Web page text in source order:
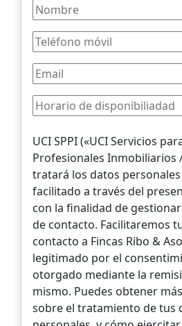
UCI SPPI («UCI Servicios
Profesionales Inmobiliarios
tratará los datos
facilitado a través del
con la finalidad de
de contacto. Facilitaremos
contacto a Fincas Ribo &
legitimado por el
otorgado mediante la
mismo. Puedes obtener
sobre el tratamiento de tus